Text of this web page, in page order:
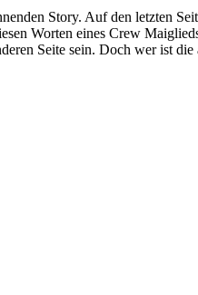
Story. Auf den letzten
Worten eines Crew
Seite sein. Doch wer ist